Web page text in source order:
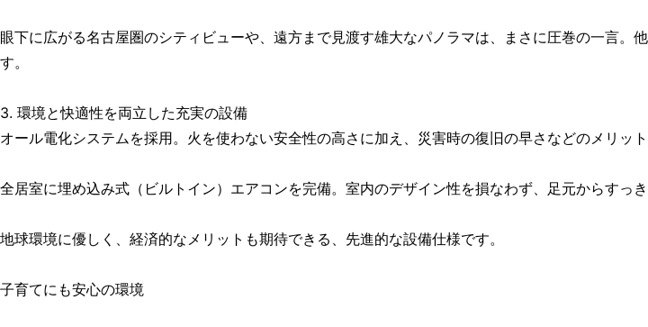
眼下に広がる名古屋圏のシティビューや、遠方まで見渡す雄大なパノラマは、まさに圧巻の一言
す。
3. 環境と快適性を両立した充実の設備
オール電化システムを採用。火を使わない安全性の高さに加え、災害時の復旧の早さなどのメリット
全居室に埋め込み式（ビルトイン）エアコンを完備。室内のデザイン性を損なわず、足元からすっ
地球環境に優しく、経済的なメリットも期待できる、先進的な設備仕様です。
子育てにも安心の環境